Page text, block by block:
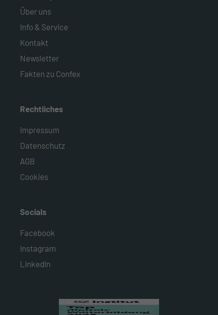
Über uns
Info & Service
Kontakt
Newsletter
Fakten zu Confex
Rechtliches
Impressum
Datenschutz
AGB
Cookies
Socials
Facebook
Instagram
LinkedIn